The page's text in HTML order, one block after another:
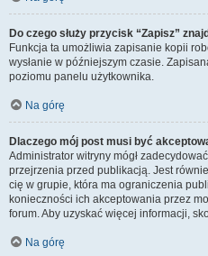
Do czego służy przycisk “Zapisz”
Funkcja ta umożliwia zapisanie kopii
wysłanie w późniejszym czasie.
poziomu panelu użytkownika.
Na górę
Dlaczego mój post musi być
Administrator witryny mógł
przejrzenia przed publikacją. Jest
cię w grupie, która ma ograniczenia
konieczności ich akceptowania przez
forum. Aby uzyskać więcej informacji,
Na górę